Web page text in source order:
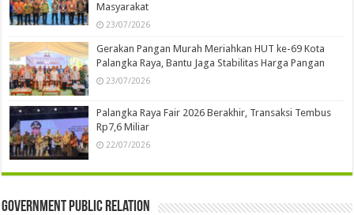
Masyarakat
23/07/2026
Gerakan Pangan Murah Meriahkan HUT ke-69 Kota
Palangka Raya, Bantu Jaga Stabilitas Harga Pangan
23/07/2026
Palangka Raya Fair 2026 Berakhir, Transaksi Tembus
Rp7,6 Miliar
22/07/2026
Government Public Relation